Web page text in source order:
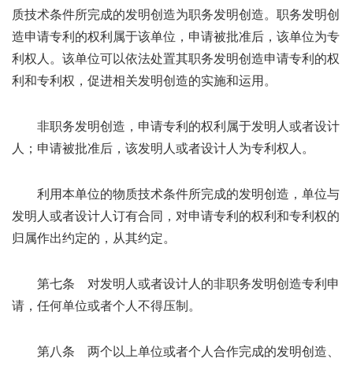
质技术条件所完成的发明创造为职务发明创造。职务发明创
造申请专利的权利属于该单位，申请被批准后，该单位为专
利权人。该单位可以依法处置其职务发明创造申请专利的权
利和专利权，促进相关发明创造的实施和运用。
非职务发明创造，申请专利的权利属于发明人或者设计
人；申请被批准后，该发明人或者设计人为专利权人。
利用本单位的物质技术条件所完成的发明创造，单位与
发明人或者设计人订有合同，对申请专利的权利和专利权的
归属作出约定的，从其约定。
第七条 对发明人或者设计人的非职务发明创造专利申
请，任何单位或者个人不得压制。
第八条 两个以上单位或者个人合作完成的发明创造、